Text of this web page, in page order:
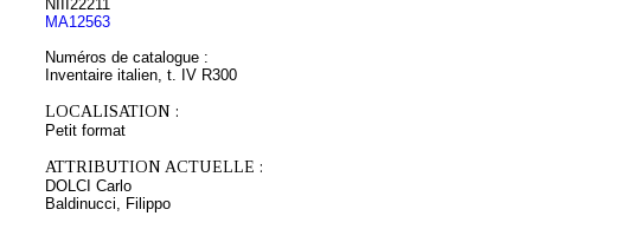
NIII22211
MA12563
Numéros de catalogue :
Inventaire italien, t. IV R300
LOCALISATION :
Petit format
ATTRIBUTION ACTUELLE :
DOLCI Carlo
Baldinucci, Filippo